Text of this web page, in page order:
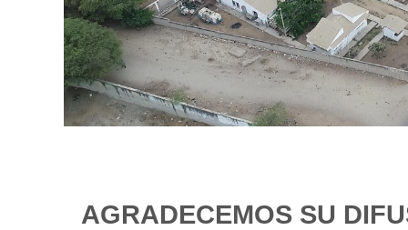
AGRADECEMOS